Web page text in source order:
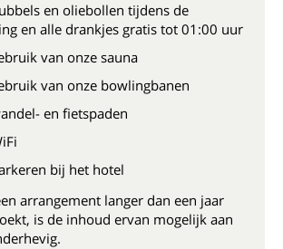
en oliebollen tijdens de
en alle drankjes gratis tot 01:00 uur
van onze sauna
van onze bowlingbanen
en fietspaden
bij het hotel
arrangement langer dan een jaar
is de inhoud ervan mogelijk aan